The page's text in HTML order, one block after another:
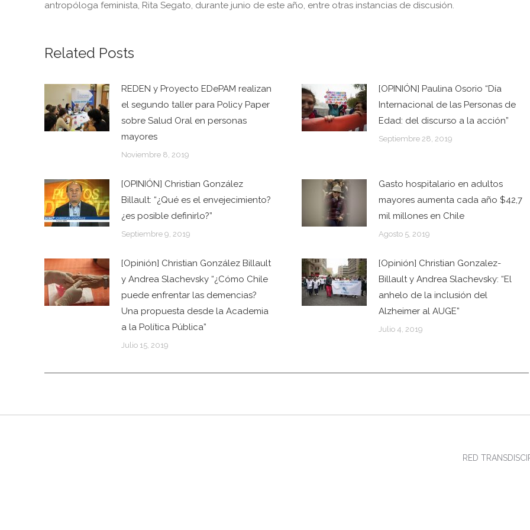
antropóloga feminista, Rita Segato, durante junio de este año, entre otras instancias de discusión.
Related Posts
REDEN y Proyecto EDePAM realizan
el segundo taller para Policy Paper
sobre Salud Oral en personas
mayores
Noviembre 8, 2019
[OPINIÓN] Paulina Osorio “Día
Internacional de las Personas de
Edad: del discurso a la acción”
Septiembre 28, 2019
[OPINIÓN] Christian González
Billault: “¿Qué es el envejecimiento?
¿es posible definirlo?”
Septiembre 9, 2019
Gasto hospitalario en adultos
mayores aumenta cada año $42,7
mil millones en Chile
Agosto 5, 2019
[Opinión] Christian González Billault
y Andrea Slachevsky “¿Cómo Chile
puede enfrentar las demencias?
Una propuesta desde la Academia
a la Política Pública”
Julio 15, 2019
[Opinión] Christian Gonzalez-
Billault y Andrea Slachevsky: “El
anhelo de la inclusión del
Alzheimer al AUGE”
Julio 4, 2019
RED